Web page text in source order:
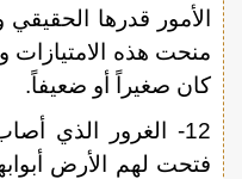
الأمور قدرها
منحت هذه الامتيازات
كان صغيراً أو ضعيفاً.
12- الغرور الذي
فتحت لهم الأرض